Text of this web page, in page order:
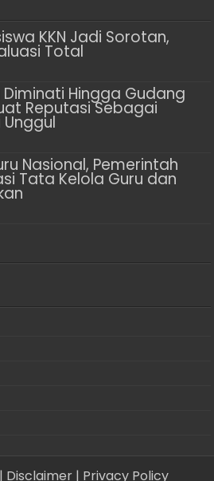
KKN Jadi Sorotan,
Total
Diminati Hingga Gudang
Reputasi Sebagai
Nasional, Pemerintah
Tata Kelola Guru dan
| Disclaimer | Privacy Policy